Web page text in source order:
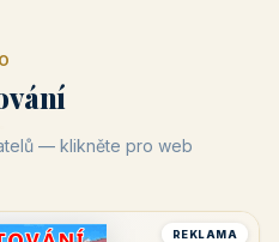
— klikněte pro web
REKLAMA